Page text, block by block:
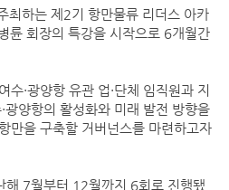
최하는 제2기 항만물류 리더스 아카
륜 회장의 특강을 시작으로 6개월간
수·광양항 유관 업·단체 임직원과 지
광양항의 활성화와 미래 발전 방향을
만을 구축할 거버넌스를 마련하고자
해 7월부터 12월까지 6회로 진행됐